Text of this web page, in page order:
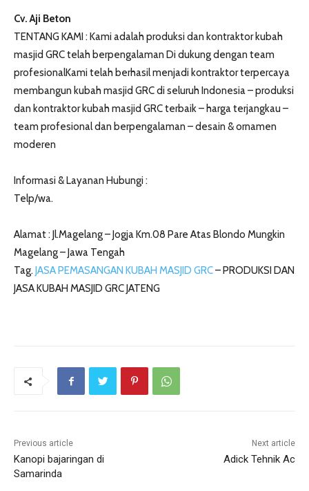
Cv. Aji Beton
TENTANG KAMI : Kami adalah produksi dan kontraktor kubah
masjid GRC telah berpengalaman Di dukung dengan team
profesionalKami telah berhasil menjadi kontraktor terpercaya
membangun kubah masjid GRC di seluruh Indonesia – produksi
dan kontraktor kubah masjid GRC terbaik – harga terjangkau –
team profesional dan berpengalaman – desain & ornamen
moderen
Informasi & Layanan Hubungi :
Telp/wa.
Alamat : Jl.Magelang – Jogja Km.08 Pare Atas Blondo Mungkin
Magelang – Jawa Tengah
Tag. JASA PEMASANGAN KUBAH MASJID GRC– PRODUKSI DAN
JASA KUBAH MASJID GRC JATENG
Previous article
Kanopi bajaringan di
Samarinda
Next article
Adick Tehnik Ac